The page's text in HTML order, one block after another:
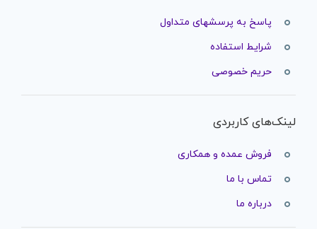
پاسخ به پرسشهای متداول
شرایط استفاده
حریم خصوصی
لینک‌های کاربردی
فروش عمده و همکاری
تماس با ما
درباره ما